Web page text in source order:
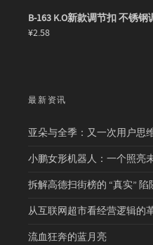
B-163 K.O新款调节扣 不锈
¥2.58
最新资讯
亚朵与全季：又一次用户思
小鹏女形机器人：一个照亮
拆解高德扫街榜的 “真实” 陷
从互联网超市看经营逻辑的
流血狂奔的蓝月亮